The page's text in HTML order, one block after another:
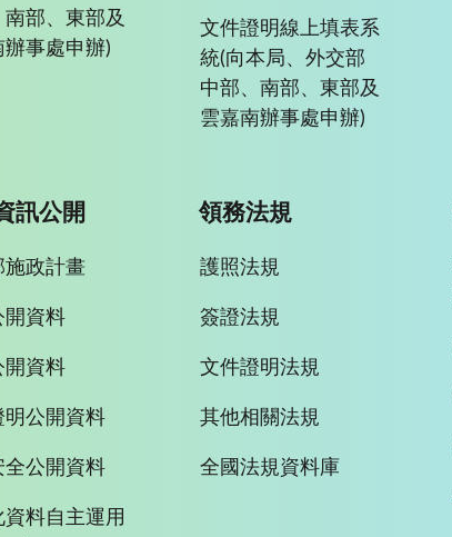
南部、東部及
辦事處申辦)
文件證明線上填表系
統(向本局、外交部
中部、南部、東部及
雲嘉南辦事處申辦)
訊公開
施政計畫
開資料
開資料
明公開資料
全公開資料
資料自主運用
領務法規
護照法規
簽證法規
文件證明法規
其他相關法規
全國法規資料庫